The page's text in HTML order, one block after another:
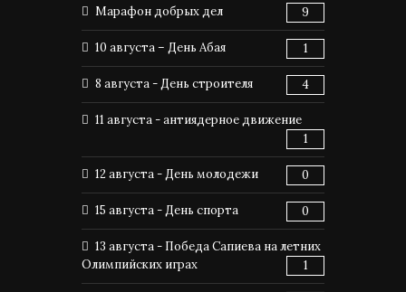
Марафон добрых дел 9
10 августа – День Абая 1
8 августа - День строителя 4
11 августа - антиядерное движение
1
12 августа - День молодежи 0
15 августа - День спорта 0
13 августа - Победа Сапиева на летних
Олимпийских играх
1